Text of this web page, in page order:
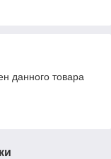
данного товара